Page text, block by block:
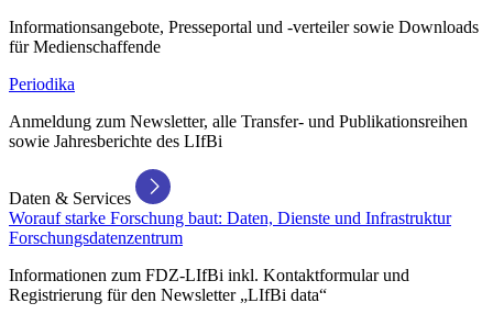
Informationsangebote, Presseportal und -verteiler sowie Downloads
für Medienschaffende
Periodika
Anmeldung zum Newsletter, alle Transfer- und Publikationsreihen
sowie Jahresberichte des LIfBi
Daten & Services
Worauf starke Forschung baut: Daten, Dienste und Infrastruktur
Forschungsdatenzentrum
Informationen zum FDZ-LIfBi inkl. Kontaktformular und
Registrierung für den Newsletter „LIfBi data“